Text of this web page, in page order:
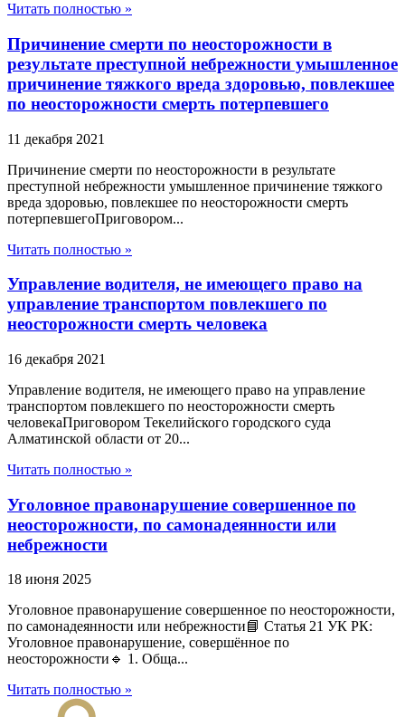
Читать полностью »
Причинение смерти по неосторожности в
результате преступной небрежности умышленное
причинение тяжкого вреда здоровью, повлекшее
по неосторожности смерть потерпевшего
11 декабря 2021
Причинение смерти по неосторожности в результате
преступной небрежности умышленное причинение тяжкого
вреда здоровью, повлекшее по неосторожности смерть
потерпевшегоПриговором...
Читать полностью »
Управление водителя, не имеющего право на
управление транспортом повлекшего по
неосторожности смерть человека
16 декабря 2021
Управление водителя, не имеющего право на управление
транспортом повлекшего по неосторожности смерть
человекаПриговором Текелийского городского суда
Алматинской области от 20...
Читать полностью »
Уголовное правонарушение совершенное по
неосторожности, по самонадеянности или
небрежности
18 июня 2025
Уголовное правонарушение совершенное по неосторожности,
по самонадеянности или небрежности📘 Статья 21 УК РК:
Уголовное правонарушение, совершённое по
неосторожности🔹 1. Обща...
Читать полностью »